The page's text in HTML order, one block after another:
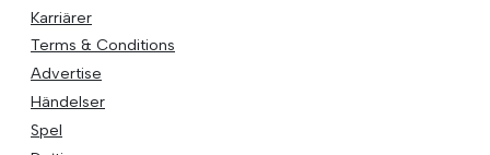
Karriärer
Terms & Conditions
Advertise
Händelser
Spel